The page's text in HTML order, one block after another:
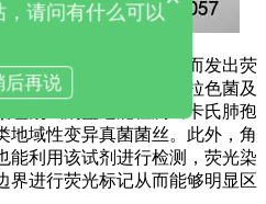
可以与各类真菌结合从而发出荧
，曲霉菌、毛癣菌、马拉色菌及
试剂盒还能检测出卡氏肺孢
地域性变异真菌菌丝。此外，角
能利用该试剂进行检测，荧光染
界进行荧光标记从而能够明显区
请问有什么可以
后再说